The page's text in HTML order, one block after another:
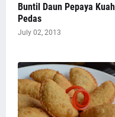
Buntil Daun Pepaya Kuah
Pedas
July 02, 2013